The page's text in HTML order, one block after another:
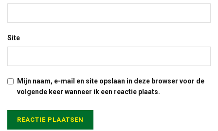
Site
Mijn naam, e-mail en site opslaan in deze browser voor de
volgende keer wanneer ik een reactie plaats.